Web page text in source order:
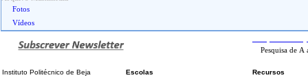
Fotos
Vídeos
Instituto Politécnico de Beja
Escolas
Recursos